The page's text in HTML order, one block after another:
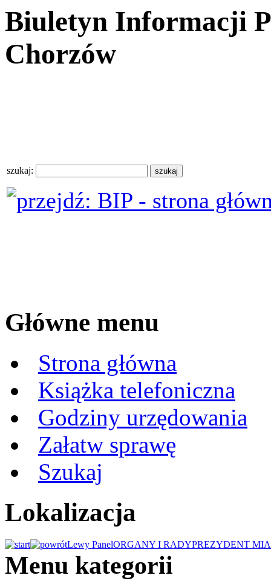
Biuletyn Informacji
Chorzów
szukaj:
Główne menu
Strona główna
Książka telefoniczna
Godziny urzędowania
Załatw sprawę
Szukaj
Lokalizacja
Lewy PanelORGANY I RADYPREZYDENT
Menu kategorii